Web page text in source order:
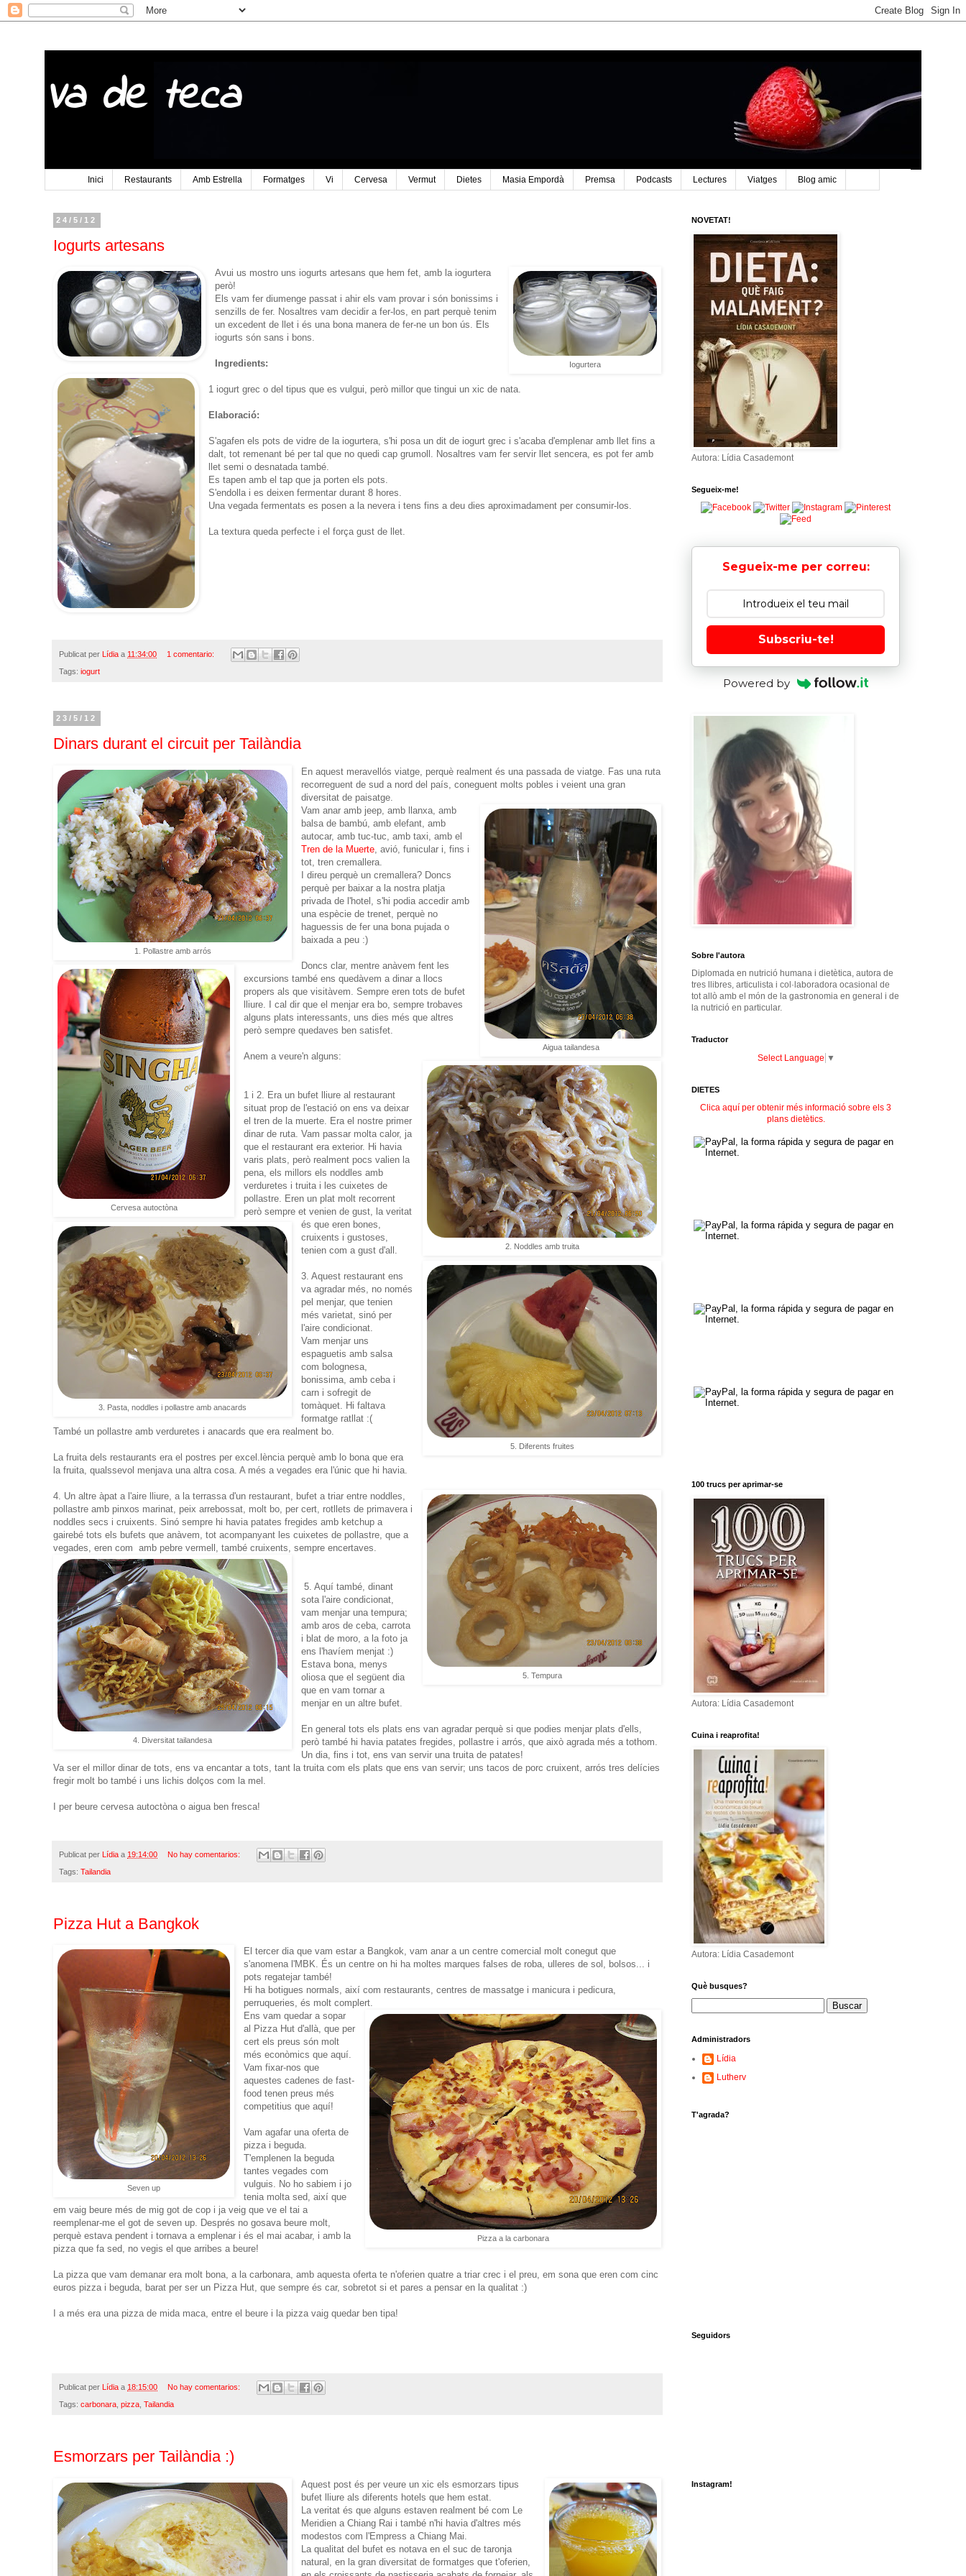
Va de teca
Inici Restaurants Amb Estrella Formatges Vi Cervesa Vermut Dietes Masia Empordà Premsa Podcasts Lectures Viatges Blog amic
24/5/12
Iogurts artesans
Iogurtera
Avui us mostro uns iogurts artesans que hem fet, amb la iogurtera
però!
Els vam fer diumenge passat i ahir els vam provar i són bonissims i
senzills de fer. Nosaltres vam decidir a fer-los, en part perquè tenim
un excedent de llet i és una bona manera de fer-ne un bon ús. Els
iogurts són sans i bons.
Ingredients:
1 iogurt grec o del tipus que es vulgui, però millor que tingui un xic de nata.
Elaboració:
S'agafen els pots de vidre de la iogurtera, s'hi posa un dit de iogurt grec i s'acaba d'emplenar amb llet fins a
dalt, tot remenant bé per tal que no quedi cap grumoll. Nosaltres vam fer servir llet sencera, es pot fer amb
llet semi o desnatada també.
Es tapen amb el tap que ja porten els pots.
S'endolla i es deixen fermentar durant 8 hores.
Una vegada fermentats es posen a la nevera i tens fins a deu dies aproximadament per consumir-los.
La textura queda perfecte i el força gust de llet.
Publicat per Lídia a 11:34:00 1 comentario:
Tags: iogurt
23/5/12
Dinars durant el circuit per Tailàndia
1. Pollastre amb arrós
En aquest meravellós viatge, perquè realment és una passada de viatge. Fas una ruta
recorreguent de sud a nord del país, coneguent molts pobles i veient una gran
diversitat de paisatge.
Aigua tailandesa
Vam anar amb jeep, amb llanxa, amb
balsa de bambú, amb elefant, amb
autocar, amb tuc-tuc, amb taxi, amb el
Tren de la Muerte , avió, funicular i, fins i
tot, tren cremallera.
Cervesa autoctòna
I direu perquè un cremallera? Doncs
perquè per baixar a la nostra platja
privada de l'hotel, s'hi podia accedir amb
una espècie de trenet, perquè no
haguessis de fer una bona pujada o
baixada a peu :)
2. Noddles amb truita
3. Pasta, noddles i pollastre amb anacards
Doncs clar, mentre anàvem fent les
excursions també ens quedàvem a dinar a llocs
propers als que visitàvem. Sempre eren tots de bufet
lliure. I cal dir que el menjar era bo, sempre trobaves
alguns plats interessants, uns dies més que altres
però sempre quedaves ben satisfet.
Anem a veure'n alguns:
5. Diferents fruites
1 i 2. Era un bufet lliure al restaurant
situat prop de l'estació on ens va deixar
el tren de la muerte. Era el nostre primer
dinar de ruta. Vam passar molta calor, ja
que el restaurant era exterior. Hi havia
varis plats, però realment pocs valien la
pena, els millors els noddles amb
verduretes i truita i les cuixetes de
pollastre. Eren un plat molt recorrent
però sempre et venien de gust, la veritat
és que eren bones,
cruixents i gustoses,
tenien com a gust d'all.
3. Aquest restaurant ens
va agradar més, no només
pel menjar, que tenien
més varietat, sinó per
l'aire condicionat.
Vam menjar uns
espaguetis amb salsa
com bolognesa,
bonissima, amb ceba i
carn i sofregit de
tomàquet. Hi faltava
formatge ratllat :(
També un pollastre amb verduretes i anacards que era realment bo.
La fruita dels restaurants era el postres per excel.lència perquè amb lo bona que era
la fruita, qualssevol menjava una altra cosa. A més a vegades era l'únic que hi havia.
5. Tempura
4. Un altre àpat a l'aire lliure, a la terrassa d'un restaurant, bufet a triar entre noddles,
pollastre amb pinxos marinat, peix arrebossat, molt bo, per cert, rotllets de primavera i
noddles secs i cruixents. Sinó sempre hi havia patates fregides amb ketchup a
gairebé tots els bufets que anàvem, tot acompanyant les cuixetes de pollastre, que a
vegades, eren com amb pebre vermell, també cruixents, sempre encertaves.
4. Diversitat tailandesa
5. Aquí també, dinant
sota l'aire condicionat,
vam menjar una tempura;
amb aros de ceba, carrota
i blat de moro, a la foto ja
ens l'havíem menjat :)
Estava bona, menys
oliosa que el següent dia
que en vam tornar a
menjar en un altre bufet.
En general tots els plats ens van agradar perquè si que podies menjar plats d'ells,
però també hi havia patates fregides, pollastre i arrós, que això agrada més a tothom.
Un dia, fins i tot, ens van servir una truita de patates!
Va ser el millor dinar de tots, ens va encantar a tots, tant la truita com els plats que ens van servir; uns tacos de porc cruixent, arrós tres delícies
fregir molt bo també i uns lichis dolços com la mel.
I per beure cervesa autoctòna o aigua ben fresca!
Publicat per Lídia a 19:14:00 No hay comentarios:
Tags: Tailandia
Pizza Hut a Bangkok
Seven up
El tercer dia que vam estar a Bangkok, vam anar a un centre comercial molt conegut que
s'anomena l'MBK. És un centre on hi ha moltes marques falses de roba, ulleres de sol, bolsos... i
pots regatejar també!
Hi ha botigues normals, així com restaurants, centres de massatge i manicura i pedicura,
perruqueries, és molt complert.
Pizza a la carbonara
Ens vam quedar a sopar
al Pizza Hut d'allà, que per
cert els preus són molt
més econòmics que aquí.
Vam fixar-nos que
aquestes cadenes de fast-
food tenen preus més
competitius que aquí!
Vam agafar una oferta de
pizza i beguda.
T'emplenen la beguda
tantes vegades com
vulguis. No ho sabiem i jo
tenia molta sed, així que
em vaig beure més de mig got de cop i ja veig que ve el tai a
reemplenar-me el got de seven up. Després no gosava beure molt,
perquè estava pendent i tornava a emplenar i és el mai acabar, i amb la
pizza que fa sed, no vegis el que arribes a beure!
La pizza que vam demanar era molt bona, a la carbonara, amb aquesta oferta te n'oferien quatre a triar crec i el preu, em sona que eren com cinc
euros pizza i beguda, barat per ser un Pizza Hut, que sempre és car, sobretot si et pares a pensar en la qualitat :)
I a més era una pizza de mida maca, entre el beure i la pizza vaig quedar ben tipa!
Publicat per Lídia a 18:15:00 No hay comentarios:
Tags: carbonara, pizza, Tailandia
Esmorzars per Tailàndia :)
Aquest post és per veure un xic els esmorzars tipus
bufet lliure als diferents hotels que hem estat.
La veritat és que alguns estaven realment bé com Le
Meridien a Chiang Rai i també n'hi havia d'altres més
modestos com l'Empress a Chiang Mai.
La qualitat del bufet es notava en el suc de taronja
natural, en la gran diversitat de formatges que t'oferien,
NOVETAT!
Autora: Lídia Casademont
Segueix-me!
Segueix-me per correu:
Subscriu-te!
Powered by
Sobre l'autora
Diplomada en nutrició humana i dietètica, autora de
tres llibres, articulista i col·laboradora ocasional de
tot allò amb el món de la gastronomia en general i de
la nutrició en particular.
Traductor
Select Language ▼
DIETES
Clica aquí per obtenir més informació sobre els 3
plans dietètics.
100 trucs per aprimar-se
Autora: Lídia Casademont
Cuina i reaprofita!
Autora: Lídia Casademont
Què busques?
Administradors
Lídia
Lutherv
T'agrada?
Seguidors
Instagram!